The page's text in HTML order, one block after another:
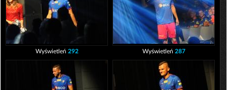
Wyświetleń 292 Wyświetleń 287